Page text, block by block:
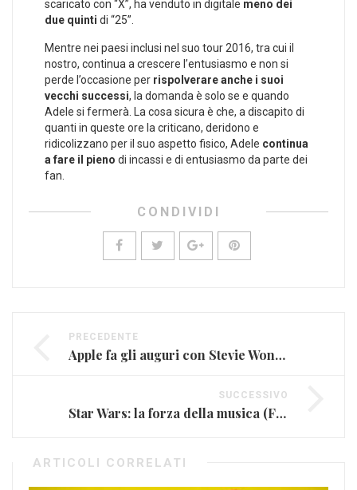
scaricato con “X”, ha venduto in digitale meno dei
due quinti di “25”.
Mentre nei paesi inclusi nel suo tour 2016, tra cui il
nostro, continua a crescere l’entusiasmo e non si
perde l’occasione per rispolverare anche i suoi
vecchi successi, la domanda è solo se e quando
Adele si fermerà. La cosa sicura è che, a discapito di
quanti in queste ore la criticano, deridono e
ridicolizzano per il suo aspetto fisico, Adele continua
a fare il pieno di incassi e di entusiasmo da parte dei
fan.
CONDIVIDI
PRECEDENTE
Apple fa gli auguri con Stevie Wonder ed Andra Day (VIDEO)
SUCCESSIVO
Star Wars: la forza della musica (FOTO E VIDEO)
ARTICOLI CORRELATI